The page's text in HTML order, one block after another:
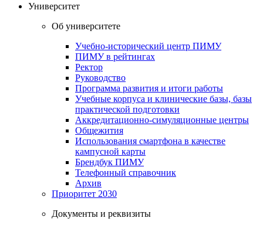
Университет
Об университете
Учебно-исторический центр ПИМУ
ПИМУ в рейтингах
Ректор
Руководство
Программа развития и итоги работы
Учебные корпуса и клинические базы, базы
практической подготовки
Аккредитационно-симуляционные центры
Общежития
Использования смартфона в качестве
кампусной карты
Брендбук ПИМУ
Телефонный справочник
Архив
Приоритет 2030
Документы и реквизиты